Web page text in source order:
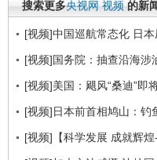
搜索更多央视网 视频 的新
[视频]中国巡航常态化 日
[视频]国务院：抽查沿海涉
[视频]美国：飓风“桑迪”即
[视频]日本前首相鸠山：钓
[视频]【科学发展 成就辉